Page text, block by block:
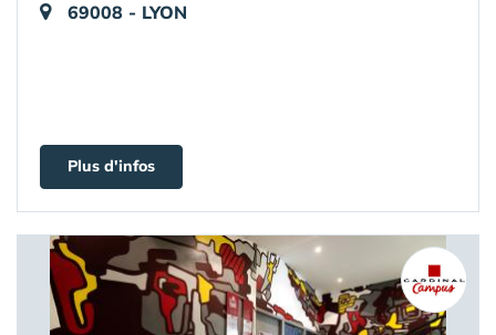
69008 - LYON
Plus d'infos